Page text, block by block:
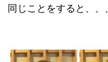
同じことをすると、、、